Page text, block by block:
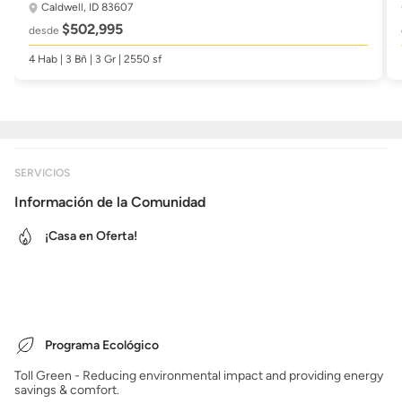
Caldwell, ID 83607
desde $502,995
4 Hab | 3 Bñ | 3 Gr | 2550 sf
SERVICIOS
Información de la Comunidad
¡Casa en Oferta!
Programa Ecológico
Toll Green - Reducing environmental impact and providing energy
savings & comfort.